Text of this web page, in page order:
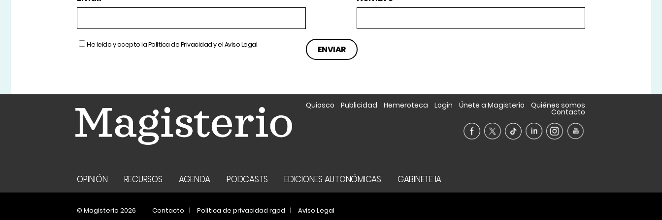
He leído y acepto laPolítica de Privacidady elAviso Legal
Quiosco Publicidad Hemeroteca Login Únete a Magisterio Quiénes somos
Contacto
OPINIÓN RECURSOS AGENDA PODCASTS EDICIONES AUTONÓMICAS GABINETE IA
© Magisterio 2026 Contacto Politica de privacidad rgpd Aviso Legal